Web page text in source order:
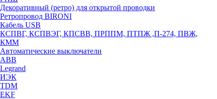
Декоративный (ретро) для открытой проводки
Ретропровод BIRONI
Кабель USB
КСПВГ, КСПВЭГ, КПСВВ, ПРППМ, ПТПЖ ,П-274, ПВЖ,
КММ
Автоматические выключатели
ABB
Legrand
ИЭК
TDM
EKF